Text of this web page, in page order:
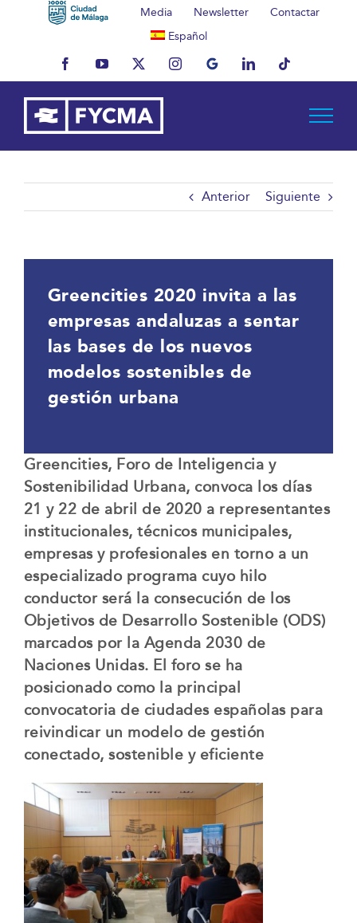
Media Newsletter
Contactar
Español
FacebookYouTubeX InstagramMyBusinessLinkedInTiktok
Anterior Siguiente
Greencities 2020 invita a las
empresas andaluzas a sentar
las bases de los nuevos
modelos sostenibles de
gestión urbana
Greencities, Foro de Inteligencia y
Sostenibilidad Urbana, convoca los días
21 y 22 de abril de 2020 a representantes
institucionales, técnicos municipales,
empresas y profesionales en torno a un
especializado programa cuyo hilo
conductor será la consecución de los
Objetivos de Desarrollo Sostenible (ODS)
marcados por la Agenda 2030 de
Naciones Unidas. El foro se ha
posicionado como la principal
convocatoria de ciudades españolas para
reivindicar un modelo de gestión
conectado, sostenible y eficiente